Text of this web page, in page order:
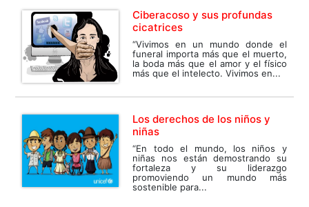
Ciberacoso y sus profundas
cicatrices
“Vivimos en un mundo donde el
funeral importa más que el muerto,
la boda más que el amor y el físico
más que el intelecto. Vivimos en...
Los derechos de los niños y
niñas
“En todo el mundo, los niños y
niñas nos están demostrando su
fortaleza y su liderazgo
promoviendo un mundo más
sostenible para...